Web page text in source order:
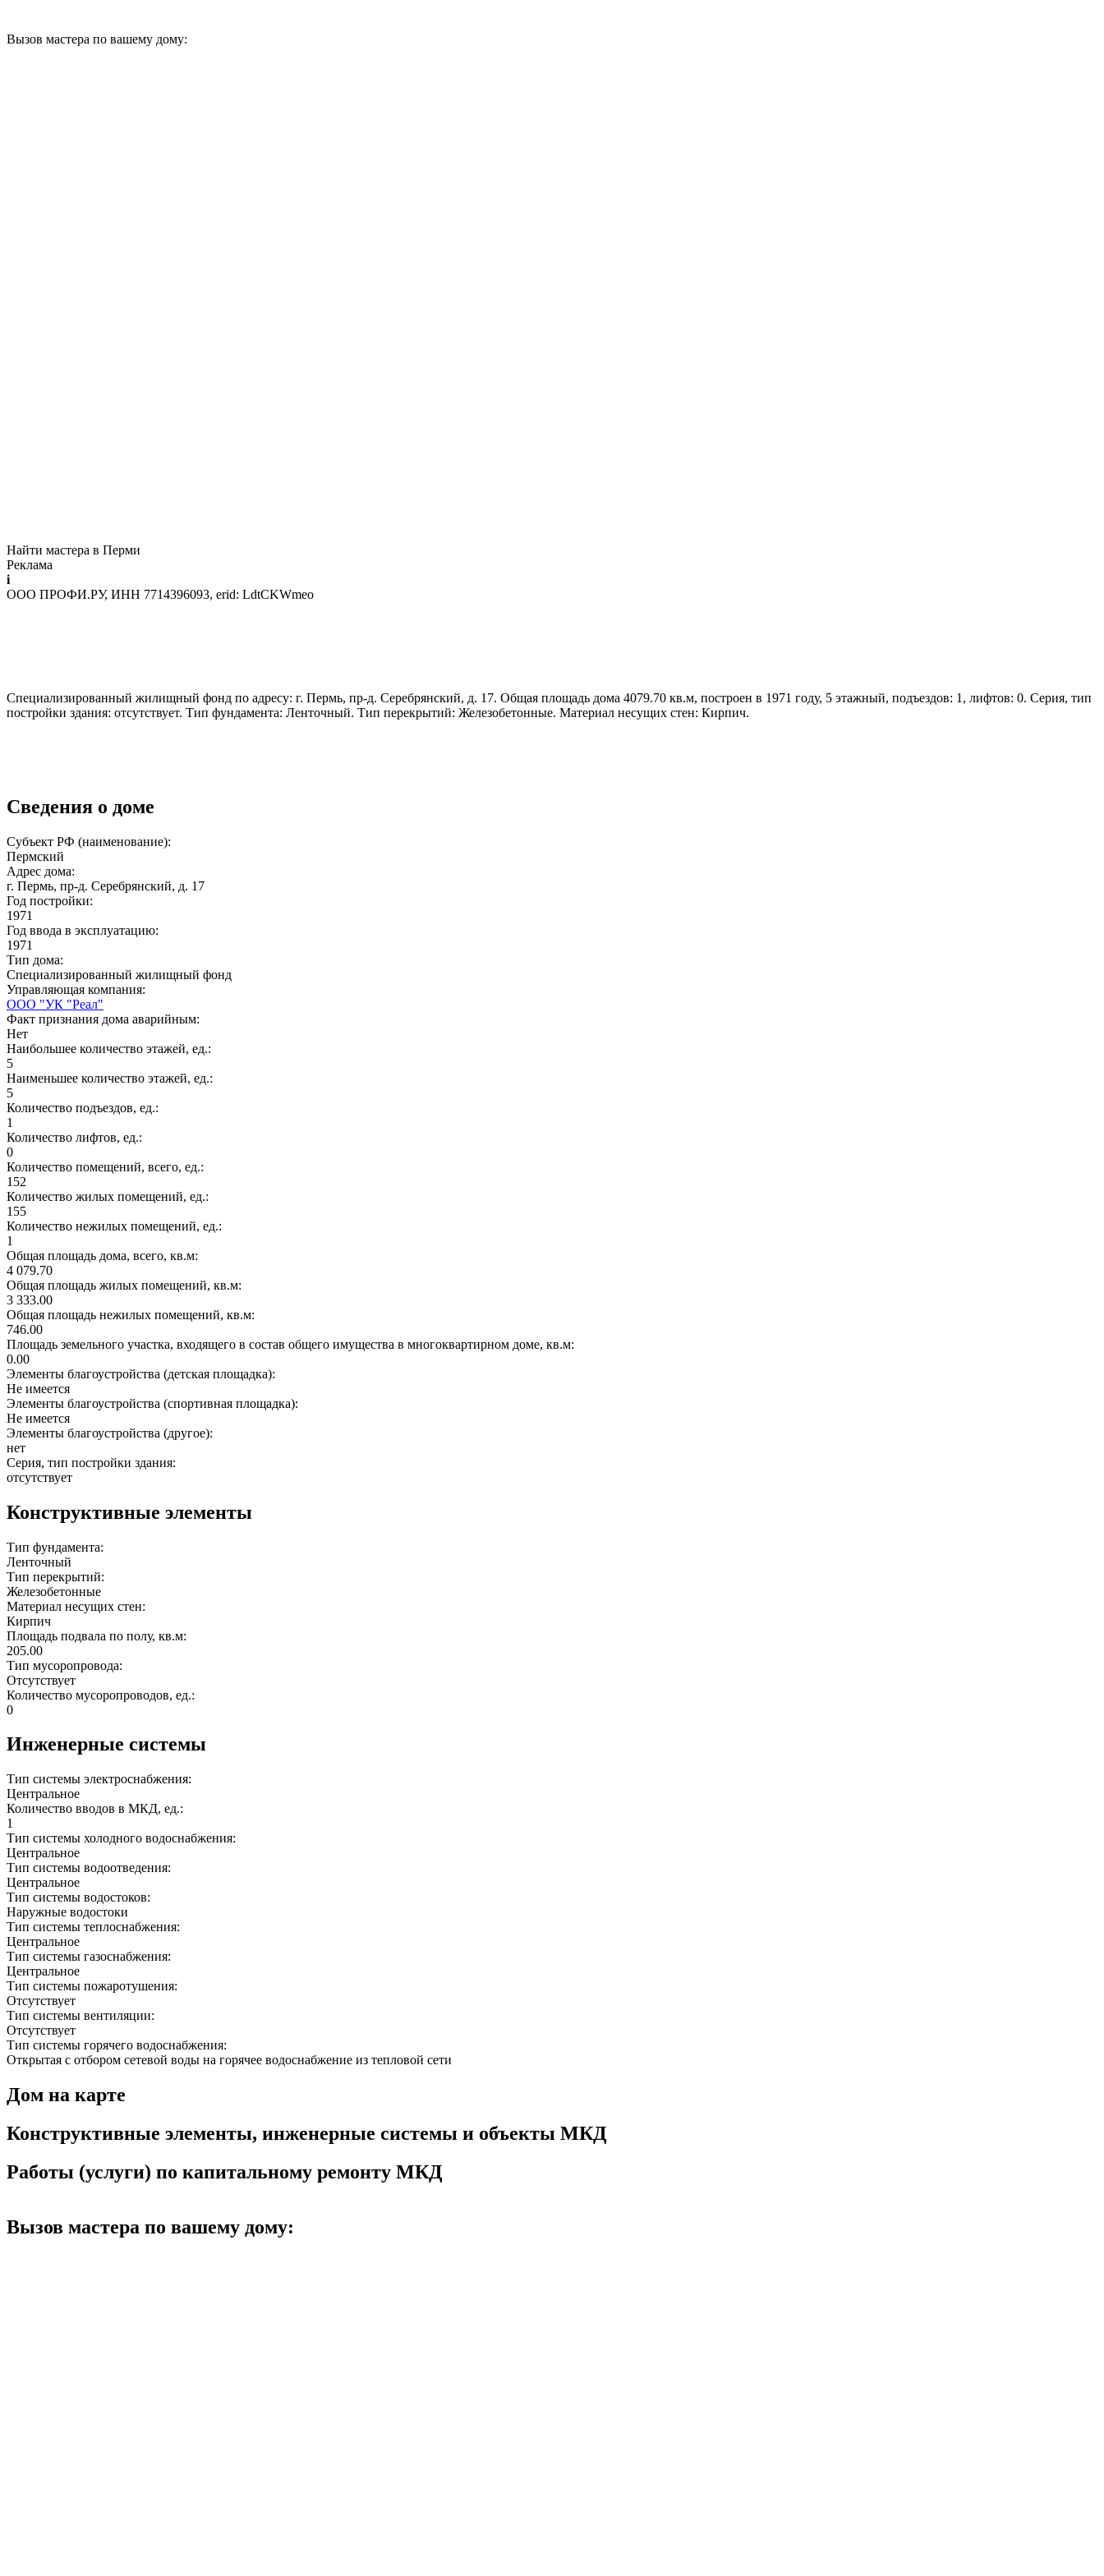
Вызов мастера по вашему дому:
Найти мастера в Перми
Реклама
i
ООО ПРОФИ.РУ, ИНН 7714396093, erid: LdtCKWmeo
Специализированный жилищный фонд по адресу: г. Пермь, пр-д. Серебрянский, д. 17. Общая площадь дома 4079.70 кв.м, построен в 1971 году, 5 этажный, подъездов: 1, лифтов: 0. Серия, тип
постройки здания: отсутствует. Тип фундамента: Ленточный. Тип перекрытий: Железобетонные. Материал несущих стен: Кирпич.
Сведения о доме
Субъект РФ (наименование):
Пермский
Адрес дома:
г. Пермь, пр-д. Серебрянский, д. 17
Год постройки:
1971
Год ввода в эксплуатацию:
1971
Тип дома:
Специализированный жилищный фонд
Управляющая компания:
ООО "УК "Реал"
Факт признания дома аварийным:
Нет
Наибольшее количество этажей, ед.:
5
Наименьшее количество этажей, ед.:
5
Количество подъездов, ед.:
1
Количество лифтов, ед.:
0
Количество помещений, всего, ед.:
152
Количество жилых помещений, ед.:
155
Количество нежилых помещений, ед.:
1
Общая площадь дома, всего, кв.м:
4 079.70
Общая площадь жилых помещений, кв.м:
3 333.00
Общая площадь нежилых помещений, кв.м:
746.00
Площадь земельного участка, входящего в состав общего имущества в многоквартирном доме, кв.м:
0.00
Элементы благоустройства (детская площадка):
Не имеется
Элементы благоустройства (спортивная площадка):
Не имеется
Элементы благоустройства (другое):
нет
Серия, тип постройки здания:
отсутствует
Конструктивные элементы
Тип фундамента:
Ленточный
Тип перекрытий:
Железобетонные
Материал несущих стен:
Кирпич
Площадь подвала по полу, кв.м:
205.00
Тип мусоропровода:
Отсутствует
Количество мусоропроводов, ед.:
0
Инженерные системы
Тип системы электроснабжения:
Центральное
Количество вводов в МКД, ед.:
1
Тип системы холодного водоснабжения:
Центральное
Тип системы водоотведения:
Центральное
Тип системы водостоков:
Наружные водостоки
Тип системы теплоснабжения:
Центральное
Тип системы газоснабжения:
Центральное
Тип системы пожаротушения:
Отсутствует
Тип системы вентиляции:
Отсутствует
Тип системы горячего водоснабжения:
Открытая с отбором сетевой воды на горячее водоснабжение из тепловой сети
Дом на карте
Конструктивные элементы, инженерные системы и объекты МКД
Работы (услуги) по капитальному ремонту МКД
Вызов мастера по вашему дому: